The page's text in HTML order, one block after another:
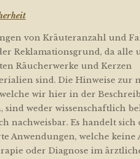
von Kräuteranzahl und
Reklamationsgrund, da alle
Räucherwerke und Kerzen
sind. Die Hinweise zur
wir hier in der
sind weder wissenschaftlich
nachweisbar. Es handelt sich
Anwendungen, welche keine
oder Diagnose im